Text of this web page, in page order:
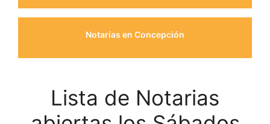
Notarías en Concepción
Lista de Notarias